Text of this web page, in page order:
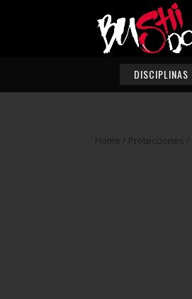
DISCIPLINAS
Home / Protecciones /